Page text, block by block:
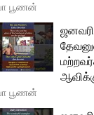
பூணன்
பூணன்